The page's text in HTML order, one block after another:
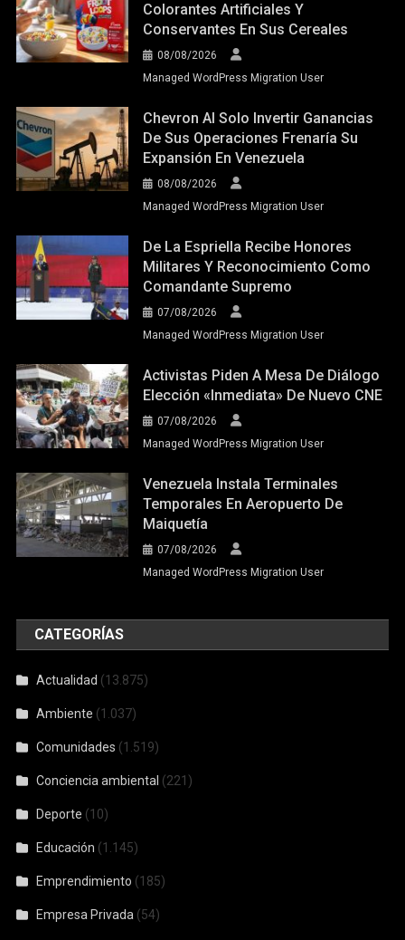
Colorantes Artificiales Y
Conservantes En Sus Cereales
08/08/2026
Managed WordPress Migration User
Chevron Al Solo Invertir Ganancias
De Sus Operaciones Frenaría Su
Expansión En Venezuela
08/08/2026
Managed WordPress Migration User
De La Espriella Recibe Honores
Militares Y Reconocimiento Como
Comandante Supremo
07/08/2026
Managed WordPress Migration User
Activistas Piden A Mesa De Diálogo
Elección «inmediata» De Nuevo CNE
07/08/2026
Managed WordPress Migration User
Venezuela Instala Terminales
Temporales En Aeropuerto De
Maiquetía
07/08/2026
Managed WordPress Migration User
CATEGORÍAS
Actualidad (13.875)
Ambiente (1.037)
Comunidades (1.519)
Conciencia ambiental (221)
Deporte (10)
Educación (1.145)
Emprendimiento (185)
Empresa Privada (54)